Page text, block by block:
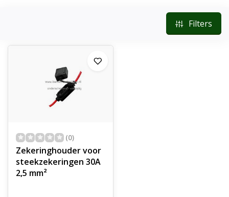
Filters
(0)
Zekeringhouder voor
steekzekeringen 30A
2,5 mm²